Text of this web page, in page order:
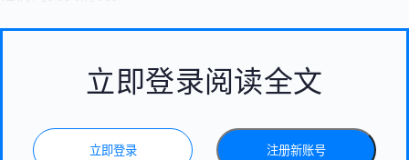
立即登录阅读全文
立即登录 注册新账号